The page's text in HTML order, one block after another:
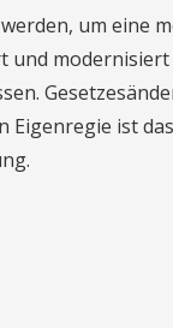
um eine
und
ist